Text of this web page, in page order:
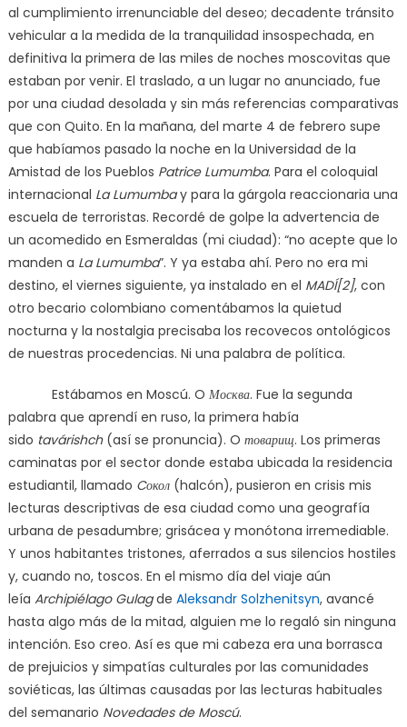
al cumplimiento irrenunciable del deseo; decadente tránsito
vehicular a la medida de la tranquilidad insospechada, en
definitiva la primera de las miles de noches moscovitas que
estaban por venir. El traslado, a un lugar no anunciado, fue
por una ciudad desolada y sin más referencias comparativas
que con Quito. En la mañana, del marte 4 de febrero supe
que habíamos pasado la noche en la Universidad de la
Amistad de los Pueblos Patrice Lumumba. Para el coloquial
internacional La Lumumbay para la gárgola reaccionaria una
escuela de terroristas. Recordé de golpe la advertencia de
un acomedido en Esmeraldas (mi ciudad): “no acepte que lo
manden a La Lumumba”. Y ya estaba ahí. Pero no era mi
destino, el viernes siguiente, ya instalado en el MADÍ[2], con
otro becario colombiano comentábamos la quietud
nocturna y la nostalgia precisaba los recovecos ontológicos
de nuestras procedencias. Ni una palabra de política.
Estábamos en Moscú. O Москва. Fue la segunda
palabra que aprendí en ruso, la primera había
sido tavárishch(así se pronuncia). O товарищ. Los primeras
caminatas por el sector donde estaba ubicada la residencia
estudiantil, llamado Cокол(halcón), pusieron en crisis mis
lecturas descriptivas de esa ciudad como una geografía
urbana de pesadumbre; grisácea y monótona irremediable.
Y unos habitantes tristones, aferrados a sus silencios hostiles
y, cuando no, toscos. En el mismo día del viaje aún
leía Archipiélago Gulagde Aleksandr Solzhenitsyn, avancé
hasta algo más de la mitad, alguien me lo regaló sin ninguna
intención. Eso creo. Así es que mi cabeza era una borrasca
de prejuicios y simpatías culturales por las comunidades
soviéticas, las últimas causadas por las lecturas habituales
del semanario Novedades de Moscú.